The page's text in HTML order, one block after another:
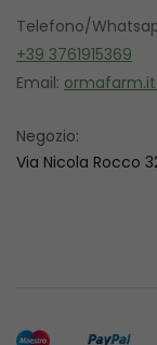
Telefono/
+39 3761915369
Email:
Negozio:
Via Nicola Rocco